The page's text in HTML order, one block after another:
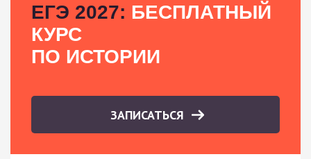
ЕГЭ 2027: БЕСПЛАТНЫЙ
КУРС
ПО ИСТОРИИ
ЗАПИСАТЬСЯ